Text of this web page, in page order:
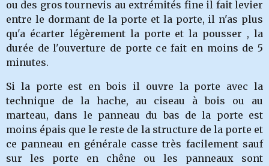
ou des gros tournevis au extrémités fine il fait levier
entre le dormant de la porte et la porte, il n'as plus
qu'a écarter légèrement la porte et la pousser , la
durée de l'ouverture de porte ce fait en moins de 5
minutes.
Si la porte est en bois il ouvre la porte avec la
technique de la hache, au ciseau à bois ou au
marteau, dans le panneau du bas de la porte est
moins épais que le reste de la structure de la porte et
ce panneau en générale casse très facilement sauf
sur les porte en chêne ou les panneaux sont